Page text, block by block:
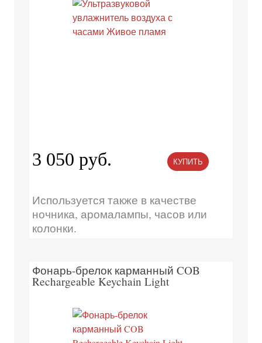
3 050 руб. КУПИТЬ
Используется также в качестве
ночника, аромалампы, часов или
колонки.
Фонарь-брелок карманный COB
Rechargeable Keychain Light